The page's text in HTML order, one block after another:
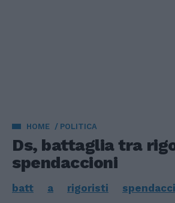
HOME POLITICA
Ds, battaglia tra
spendaccioni
batt a rigoristi